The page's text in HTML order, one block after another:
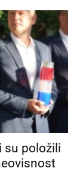
su položili